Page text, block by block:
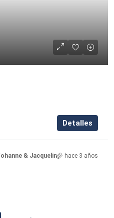
Detalles
& Jacqueline hace 3 años